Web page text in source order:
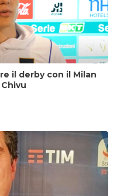
il derby con il Milan